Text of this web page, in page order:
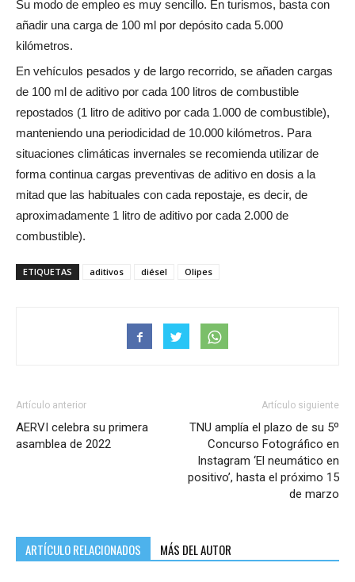
Su modo de empleo es muy sencillo. En turismos, basta con
añadir una carga de 100 ml por depósito cada 5.000
kilómetros.
En vehículos pesados y de largo recorrido, se añaden cargas
de 100 ml de aditivo por cada 100 litros de combustible
repostados (1 litro de aditivo por cada 1.000 de combustible),
manteniendo una periodicidad de 10.000 kilómetros. Para
situaciones climáticas invernales se recomienda utilizar de
forma continua cargas preventivas de aditivo en dosis a la
mitad que las habituales con cada repostaje, es decir, de
aproximadamente 1 litro de aditivo por cada 2.000 de
combustible).
ETIQUETAS aditivos diésel Olipes
Artículo anterior
AERVI celebra su primera
asamblea de 2022
Artículo siguiente
TNU amplía el plazo de su 5º
Concurso Fotográfico en
Instagram ‘El neumático en
positivo’, hasta el próximo 15
de marzo
ARTÍCULO RELACIONADOS MÁS DEL AUTOR